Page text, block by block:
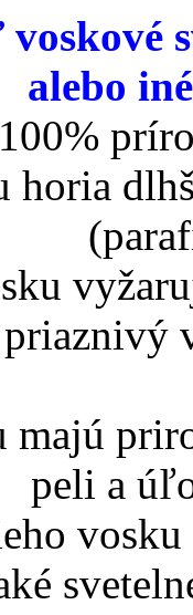
alebo
horia
majú
peli a